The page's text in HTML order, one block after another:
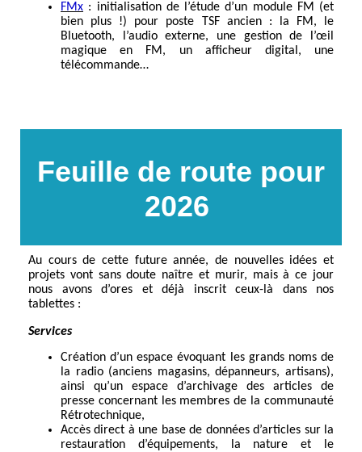
FMx : initialisation de l’étude d’un module FM (et
bien plus !) pour poste TSF ancien : la FM, le
Bluetooth, l’audio externe, une gestion de l’œil
magique en FM, un afficheur digital, une
télécommande…
Feuille de route pour
2026
Au cours de cette future année, de nouvelles idées et
projets vont sans doute naître et murir, mais à ce jour
nous avons d’ores et déjà inscrit ceux-là dans nos
tablettes :
Services
Création d’un espace évoquant les grands noms de
la radio (anciens magasins, dépanneurs, artisans),
ainsi qu’un espace d’archivage des articles de
presse concernant les membres de la communauté
Rétrotechnique,
Accès direct à une base de données d’articles sur la
restauration d’équipements, la nature et le